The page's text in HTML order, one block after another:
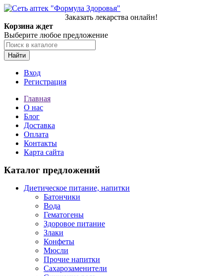
Заказать лекарства онлайн!
Корзина ждет
Выберите любое предложение
Найти
Вход
Регистрация
Главная
О нас
Блог
Доставка
Оплата
Контакты
Карта сайта
Каталог предложений
Диетическое питание, напитки
Батончики
Вода
Гематогены
Здоровое питание
Злаки
Конфеты
Мюсли
Прочие напитки
Сахарозаменители